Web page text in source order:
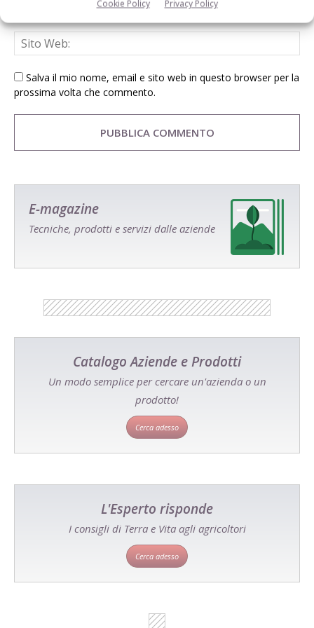
Cookie Policy Privacy Policy
Salva il mio nome, email e sito web in questo browser per la
prossima volta che commento.
E-magazine
Tecniche, prodotti e servizi dalle aziende
Catalogo Aziende e Prodotti
Un modo semplice per cercare un'azienda o un
prodotto!
Cerca adesso
L'Esperto risponde
I consigli di Terra e Vita agli agricoltori
Cerca adesso